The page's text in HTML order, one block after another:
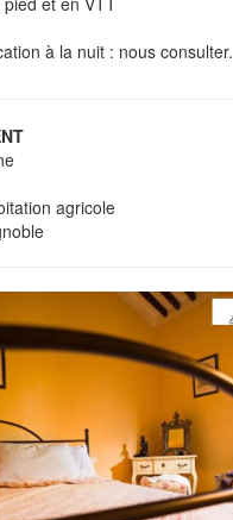
à la nuit : nous consulter.
agricole